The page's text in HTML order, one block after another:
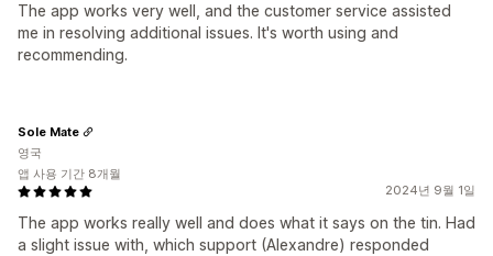
The app works very well, and the customer service assisted
me in resolving additional issues. It's worth using and
recommending.
2024년 9월 1일
The app works really well and does what it says on the tin. Had
a slight issue with, which support (Alexandre) responded
Sole Mate
영국
앱 사용 기간 8개월